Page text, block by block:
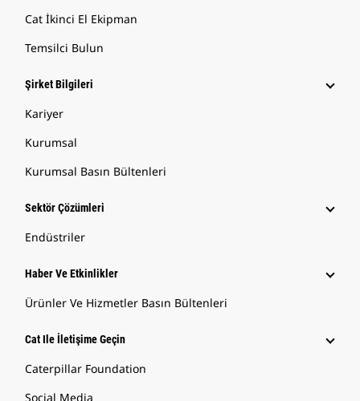
Cat İkinci El Ekipman
Temsilci Bulun
Şirket Bilgileri
Kariyer
Kurumsal
Kurumsal Basın Bültenleri
Sektör Çözümleri
Endüstriler
Haber Ve Etkinlikler
Ürünler Ve Hizmetler Basın Bültenleri
Cat Ile İletişime Geçin
Caterpillar Foundation
Social Media